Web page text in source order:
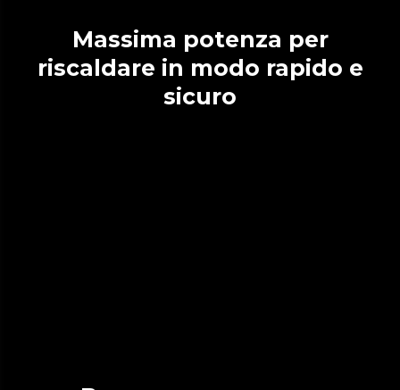
Massima potenza per
riscaldare in modo rapido e
sicuro